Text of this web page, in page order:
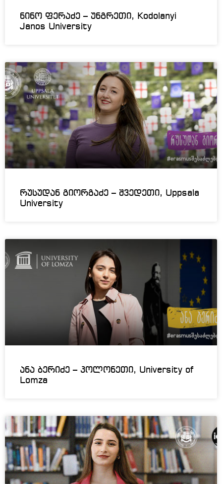
ნინო ფერაძე – უნგრეთი, Kodolanyi
Janos University
რუსუდან გიორგაძე – შვედეთი, Uppsala
University
ანა ბერიძე – პოლონეთი, University of
Lomza